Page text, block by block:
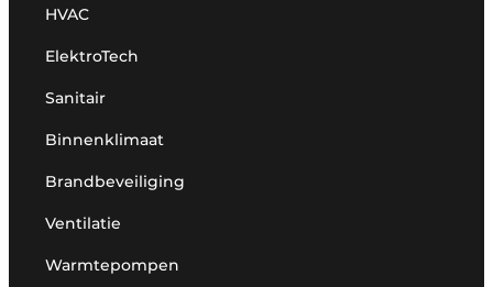
HVAC
ElektroTech
Sanitair
Binnenklimaat
Brandbeveiliging
Ventilatie
Warmtepompen